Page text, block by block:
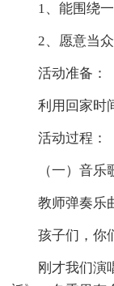
1、能围绕
2、愿意当
活动准备：
利用回家时
活动过程：
（一）音
教师弹奏乐
孩子们，你
刚才我们演